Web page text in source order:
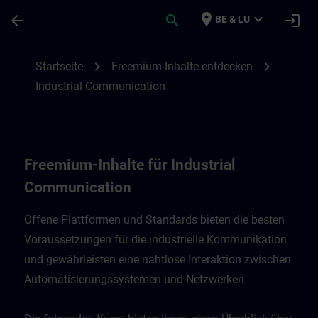
arrow_back search place BE & LU expand_more login
Startseite chevron_right Freemium-Inhalte entdecken chevron_right
Industrial Communication
Freemium-Inhalte für Industrial
Communication
Offene Plattformen und Standards bieten die besten
Voraussetzungen für die industrielle Kommunikation
und gewährleisten eine nahtlose Interaktion zwischen
Automatisierungssystemen und Netzwerken.